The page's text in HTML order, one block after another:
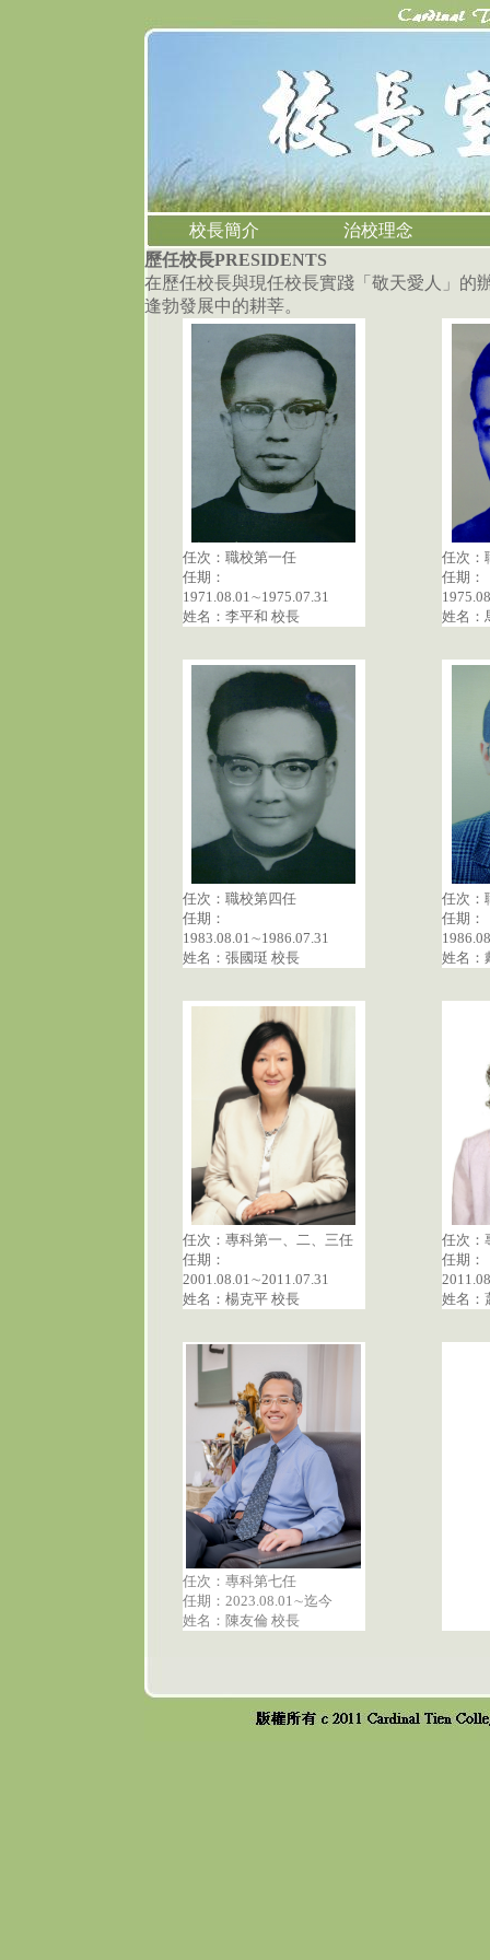
校長簡介
治校理念
歷任校長PRESIDENTS
在歷任校長與現任校長實踐「敬天愛人」的
逢勃發展中的耕莘。
任次：職校第一任
任期：
1971.08.01∼1975.07.31
姓名：李平和 校長
任次：
任期：
姓名：
任次：職校第四任
任期：
1983.08.01∼1986.07.31
姓名：張國珽 校長
任次：
任期：
姓名：
任次：專科第一、二、三任
任期：
2001.08.01∼2011.07.31
姓名：楊克平 校長
任次：
任期：
姓名：
任次：專科第七任
任期：2023.08.01∼迄今
姓名：陳友倫 校長